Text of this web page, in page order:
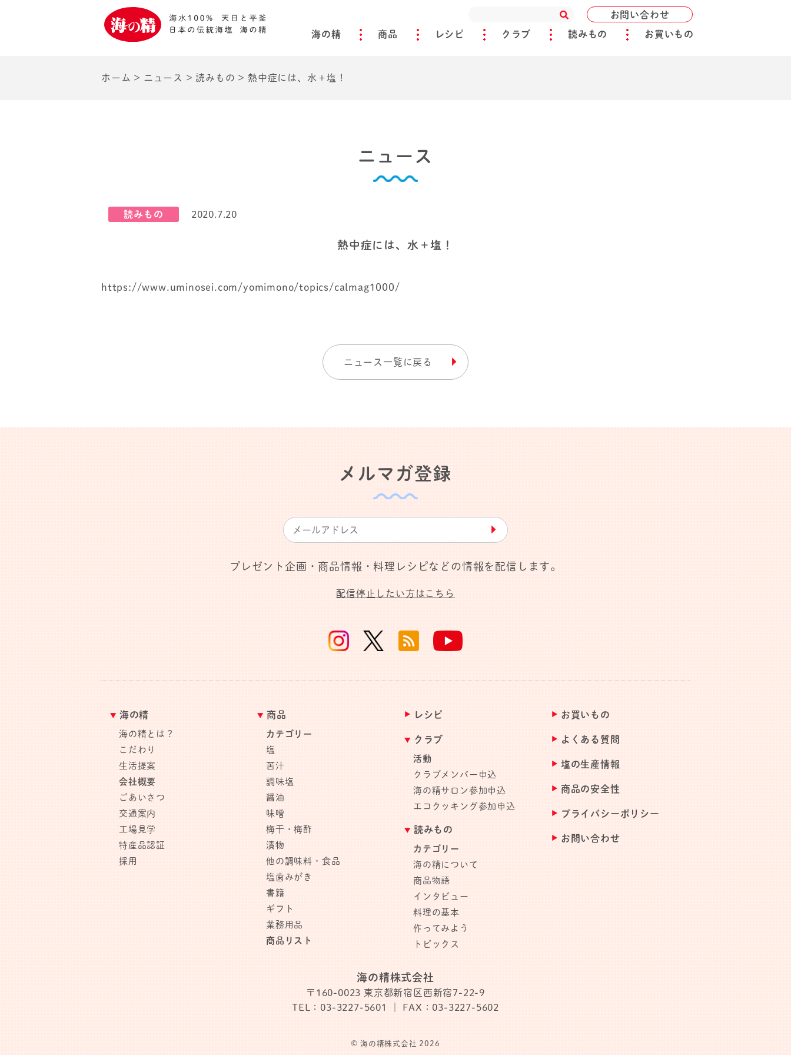
お問い合わせ
海の精 商品 レシピ クラブ 読みもの お買いもの
ホーム > ニュース >読みもの >熱中症には、水＋塩！
ニュース
読みもの 2020.7.20
熱中症には、水＋塩！
https://www.uminosei.com/yomimono/topics/calmag1000/
ニュース一覧に戻る
メルマガ登録
▶︎
プレゼント企画・商品情報・料理レシピなどの情報を配信します。
配信停止したい方はこちら
海の精
海の精とは？
こだわり
生活提案
会社概要
ごあいさつ
交通案内
工場見学
特産品認証
採用
商品
カテゴリー
塩
苦汁
調味塩
醤油
味噌
梅干・梅酢
漬物
他の調味料・食品
塩歯みがき
書籍
ギフト
業務用品
商品リスト
レシピ
クラブ
活動
クラブメンバー申込
海の精サロン参加申込
エコクッキング参加申込
読みもの
カテゴリー
海の精について
商品物語
インタビュー
料理の基本
作ってみよう
トピックス
お買いもの
よくある質問
塩の生産情報
商品の安全性
プライバシーポリシー
お問い合わせ
海の精株式会社
〒160-0023 東京都新宿区西新宿7-22-9
TEL：03-3227-5601
｜ FAX：03-3227-5602
© 海の精株式会社 2026